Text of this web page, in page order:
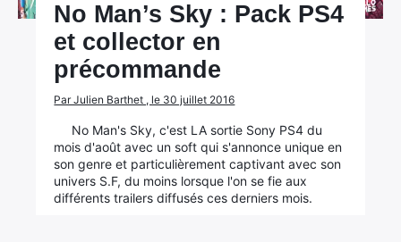
No Man’s Sky : Pack PS4
et collector en
précommande
Par Julien Barthet , le 30 juillet 2016
No Man's Sky, c'est LA sortie Sony PS4 du
mois d'août avec un soft qui s'annonce unique en
son genre et particulièrement captivant avec son
univers S.F, du moins lorsque l'on se fie aux
différents trailers diffusés ces derniers mois.